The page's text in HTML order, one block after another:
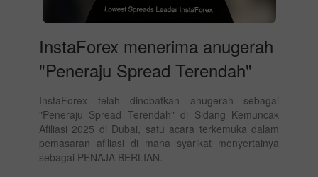
InstaForex menerima anugerah
"Peneraju Spread Terendah"
InstaForex telah dinobatkan anugerah sebagai
"Peneraju Spread Terendah" di Sidang Kemuncak
Afiliasi 2025 di Dubai, satu acara terkemuka dalam
pemasaran afiliasi di mana syarikat menyertainya
sebagai PENAJA BERLIAN.